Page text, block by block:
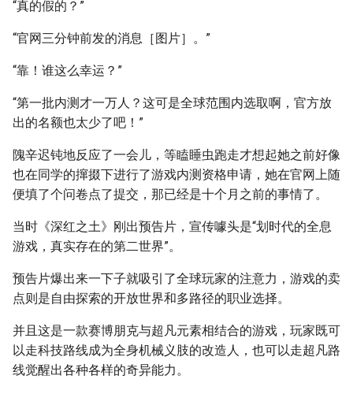
“真的假的？”
“官网三分钟前发的消息［图片］。”
“靠！谁这么幸运？”
“第一批内测才一万人？这可是全球范围内选取啊，官方放
出的名额也太少了吧！”
隗辛迟钝地反应了一会儿，等瞌睡虫跑走才想起她之前好像
也在同学的撺掇下进行了游戏内测资格申请，她在官网上随
便填了个问卷点了提交，那已经是十个月之前的事情了。
当时《深红之土》刚出预告片，宣传噱头是“划时代的全息
游戏，真实存在的第二世界”。
预告片爆出来一下子就吸引了全球玩家的注意力，游戏的卖
点则是自由探索的开放世界和多路径的职业选择。
并且这是一款赛博朋克与超凡元素相结合的游戏，玩家既可
以走科技路线成为全身机械义肢的改造人，也可以走超凡路
线觉醒出各种各样的奇异能力。